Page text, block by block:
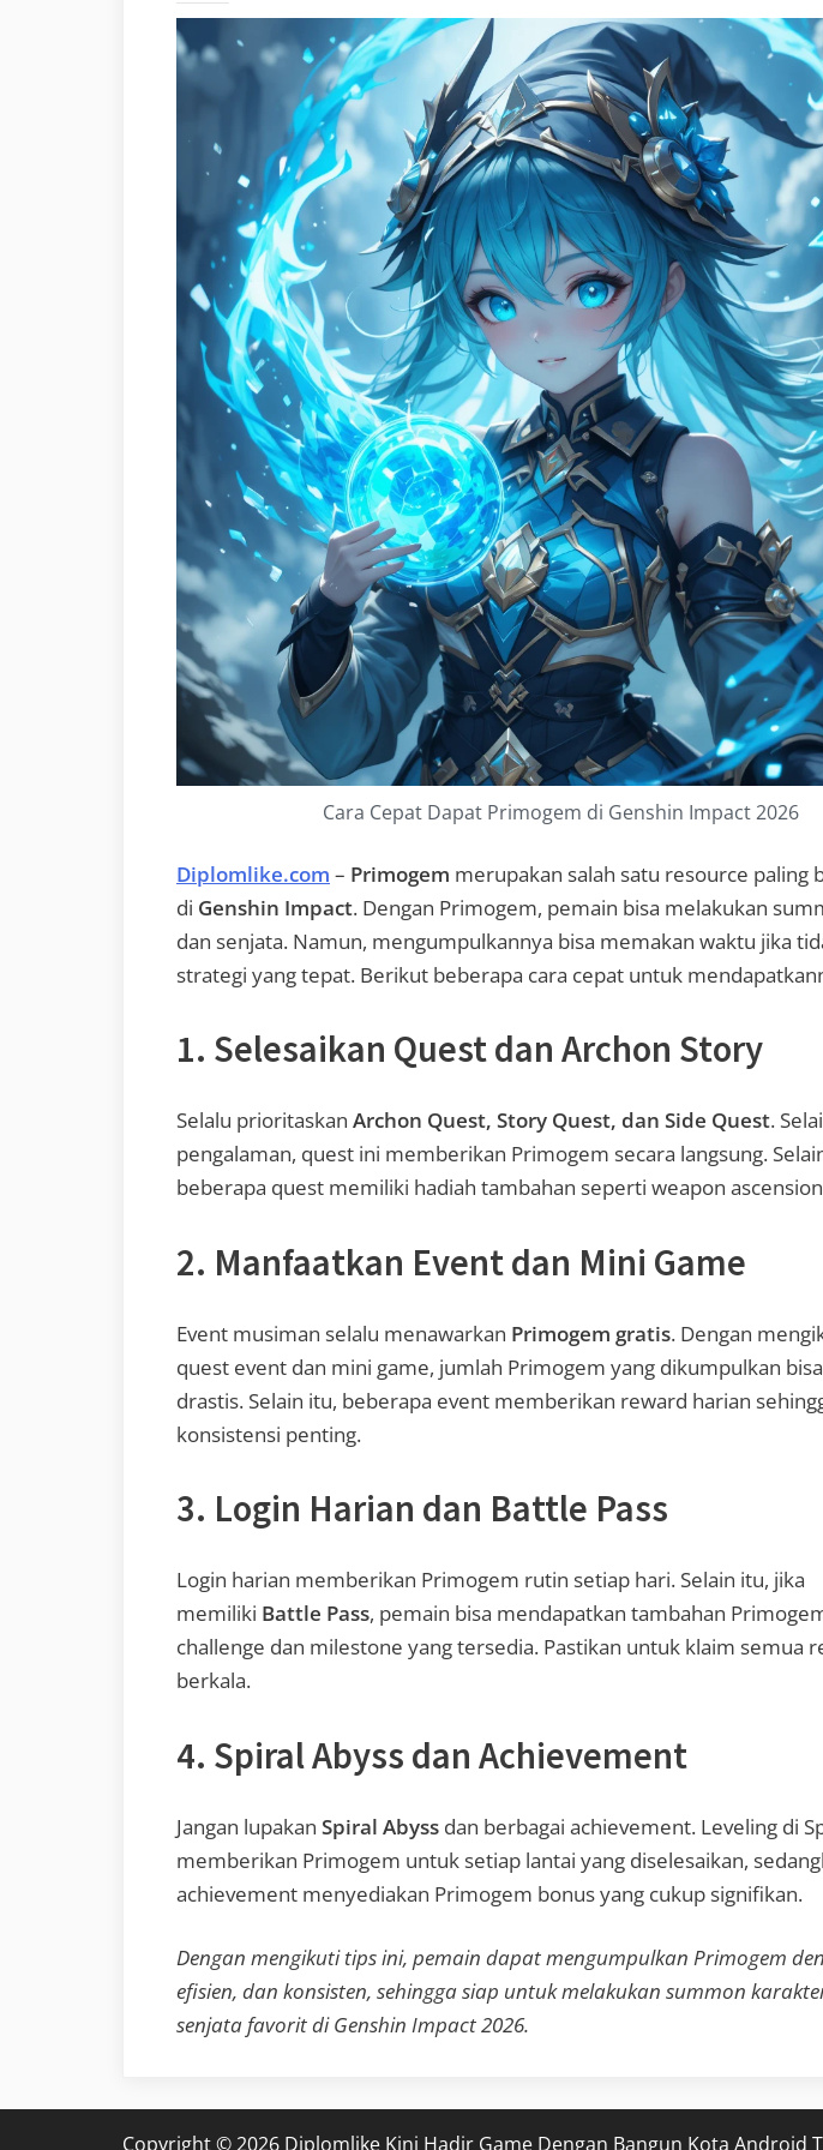
Cara Cepat Dapat Primogem di Genshin Impact 2026
Diplomlike.com – Primogem merupakan salah satu resource paling
di Genshin Impact. Dengan Primogem, pemain bisa melakukan
dan senjata. Namun, mengumpulkannya bisa memakan waktu jika
strategi yang tepat. Berikut beberapa cara cepat untuk
1. Selesaikan Quest dan Archon Story
Selalu prioritaskan Archon Quest, Story Quest, dan Side Quest.
pengalaman, quest ini memberikan Primogem secara langsung.
beberapa quest memiliki hadiah tambahan seperti weapon
2. Manfaatkan Event dan Mini Game
Event musiman selalu menawarkan Primogem gratis. Dengan
quest event dan mini game, jumlah Primogem yang dikumpulkan
drastis. Selain itu, beberapa event memberikan reward harian
konsistensi penting.
3. Login Harian dan Battle Pass
Login harian memberikan Primogem rutin setiap hari. Selain itu, jika
memiliki Battle Pass, pemain bisa mendapatkan tambahan
challenge dan milestone yang tersedia. Pastikan untuk klaim semua
berkala.
4. Spiral Abyss dan Achievement
Jangan lupakan Spiral Abyss dan berbagai achievement. Leveling di
memberikan Primogem untuk setiap lantai yang diselesaikan,
achievement menyediakan Primogem bonus yang cukup signifikan.
Dengan mengikuti tips ini, pemain dapat mengumpulkan Primogem
efisien, dan konsisten, sehingga siap untuk melakukan summon
senjata favorit di Genshin Impact 2026.
Copyright © 2026 Diplomlike Kini Hadir Game Dengan Bangun Kota Android